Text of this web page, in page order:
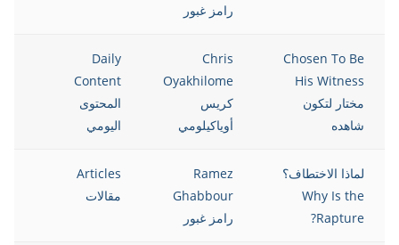
رامز غبور
Chosen To Be
His Witness
مختار لتكون
شاهده
Chris
Oyakhilome
كريس
أوياكيلومي
Daily
Content
المحتوى
اليومي
لماذا الاختطاف؟
Why Is the
Rapture?
Ramez
Ghabbour
رامز غبور
Articles
مقالات